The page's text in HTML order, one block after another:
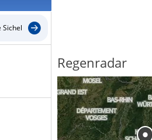
Sichel
Regenradar